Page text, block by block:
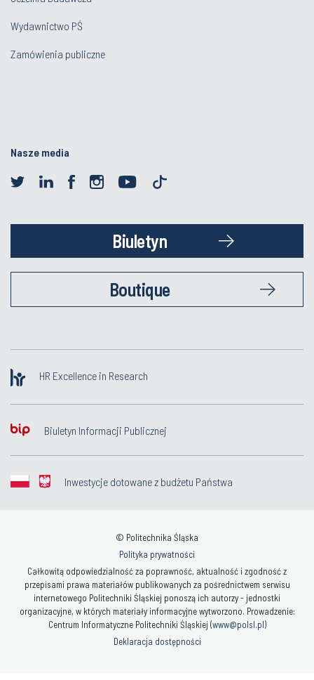
Wydawnictwo PŚ
Zamówienia publiczne
Nasze media
Biuletyn
Boutique
HR Excellence in Research
Biuletyn Informacji Publicznej
Inwestycje dotowane z budżetu Państwa
© Politechnika Śląska
Polityka prywatności
Całkowitą odpowiedzialność za poprawność, aktualność i zgodność z
przepisami prawa materiałów publikowanych za pośrednictwem serwisu
internetowego Politechniki Śląskiej ponoszą ich autorzy - jednostki
organizacyjne, w których materiały informacyjne wytworzono. Prowadzenie:
Centrum Informatyczne Politechniki Śląskiej (www@polsl.pl)
Deklaracja dostępności